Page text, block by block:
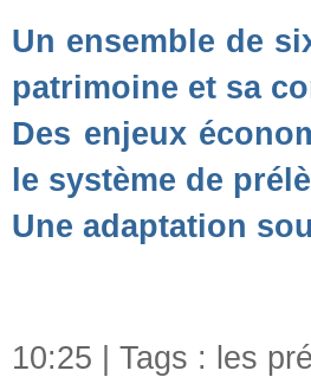
Un ensemble de
patrimoine et sa
Des enjeux
le système de
Une adaptation
10:25 | Tags : les